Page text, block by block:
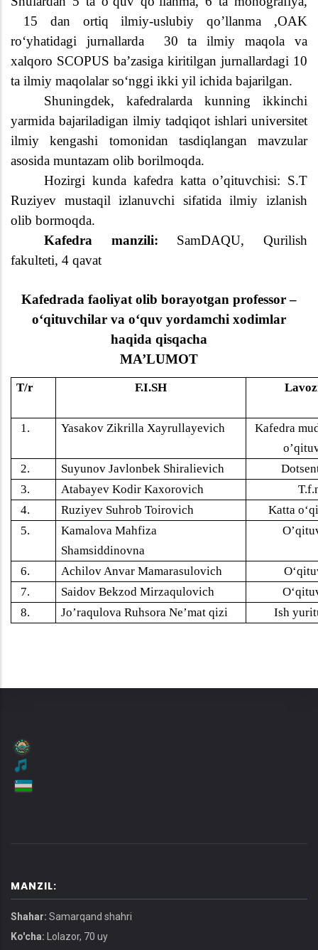
15 dan ortiq ilmiy-uslubiy qo’llanma ,OAK
roʻyhatidagi jurnallarda
30 ta ilmiy maqola va
xalqoro SCOPUS ba’zasiga kiritilgan jurnallardagi 10
ta ilmiy maqolalar soʻnggi ikki yil ichida bajarilgan.
Shuningdek, kafedralarda kunning ikkinchi
yarmida bajariladigan ilmiy tadqiqot ishlari universitet
ilmiy kengashi tomonidan tasdiqlangan mavzular
asosida muntazam olib borilmoqda.
Hozirgi kunda kafedra katta o’qituvchisi: S.T
Ruziyev mustaqil izlanuvchi sifatida ilmiy izlanish
olib bormoqda.
Kafedra manzili: SamDAQU, Qurilish
fakulteti, 4 qavat
Kafedrada faoliyat olib borayotgan professor –
o‘qituvchilar va o‘quv yordamchi xodimlar
haqida qisqacha
MA’LUMOT
T/r F.I.SH
1. Yasakov Zikrilla Xayrullayevich
Kafedra
2.
Suyunov Javlonbek Shiralievich
3.
Atabayev Kodir Kaxorovich
4.
Ruziyev Suhrob Toirovich
Katta
5.
Kamalova Mahfiza
Shamsiddinovna
6. Achilov Anvar Mamarasulovich O
7.
Saidov Bekzod Mirzaqulovich O
8.
Jo’raqulova Ruhsora Ne’mat qizi Ish
MANZIL:
Shahar: Samarqand shahri
Ko'cha: Lolazor, 70 uy